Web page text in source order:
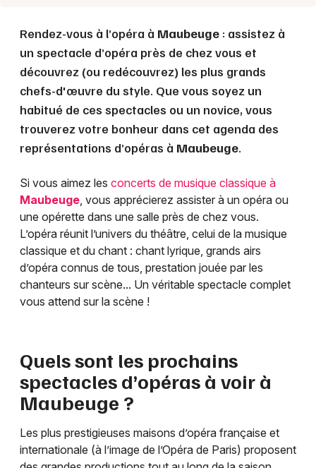
Rendez-vous à l’opéra à Maubeuge : assistez à
un spectacle d’opéra près de chez vous et
découvrez (ou redécouvrez) les plus grands
chefs-d'œuvre du style. Que vous soyez un
habitué de ces spectacles ou un novice, vous
trouverez votre bonheur dans cet agenda des
représentations d’opéras à Maubeuge.
Si vous aimez les concerts de musique classique à
Maubeuge, vous apprécierez assister à un opéra ou
une opérette dans une salle près de chez vous.
L’opéra réunit l’univers du théâtre, celui de la musique
classique et du chant : chant lyrique, grands airs
d’opéra connus de tous, prestation jouée par les
chanteurs sur scène... Un véritable spectacle complet
vous attend sur la scène !
Quels sont les prochains
spectacles d’opéras à voir à
Maubeuge ?
Les plus prestigieuses maisons d’opéra française et
internationale (à l’image de l’Opéra de Paris) proposent